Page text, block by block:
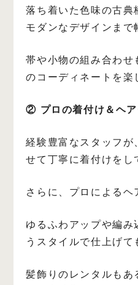
落ち着いた色味の古典
モダンなデザインまで
帯や小物の組み合わせ
のコーディネートを楽
② プロの着付け＆ヘア
経験豊富なスタッフが
せて丁寧に着付けをし
さらに、プロによるヘ
ゆるふわアップや編み
うスタイルで仕上げて
髪飾りのレンタルもあ